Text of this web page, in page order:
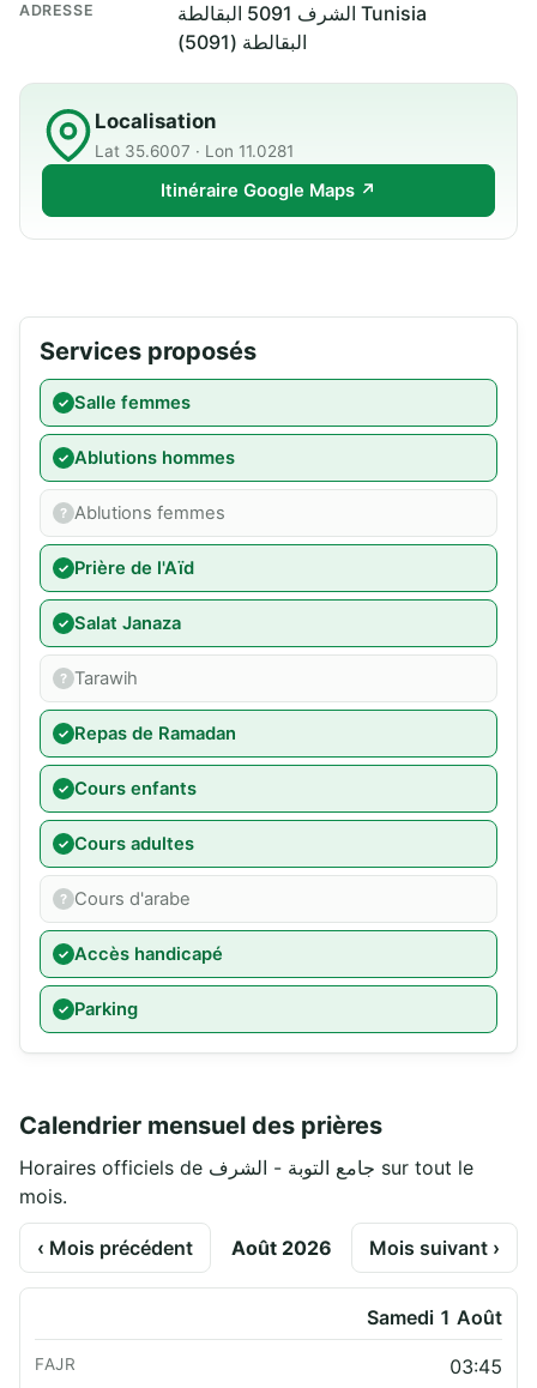
ADRESSE
الشرف 5091 البقالطة Tunisia
البقالطة (5091)
Localisation
Lat 35.6007 · Lon 11.0281
Itinéraire Google Maps ↗
Services proposés
Salle femmes
Ablutions hommes
Ablutions femmes
Prière de l'Aïd
Salat Janaza
Tarawih
Repas de Ramadan
Cours enfants
Cours adultes
Cours d'arabe
Accès handicapé
Parking
Calendrier mensuel des prières
Horaires officiels de جامع التوبة - الشرف sur tout le
mois.
‹ Mois précédent Août 2026 Mois suivant ›
Samedi 1 Août
03:45